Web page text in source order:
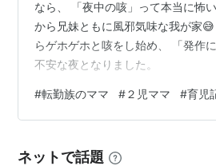
なら、 「夜中の咳」って本当に怖
から兄妹ともに風邪気味な我が家
らゲホゲホと咳をし始め、 「発作
不安な夜となりました。
#転勤族のママ #２児ママ #育児
ネットで話題